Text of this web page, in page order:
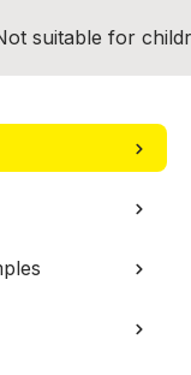
suitable for